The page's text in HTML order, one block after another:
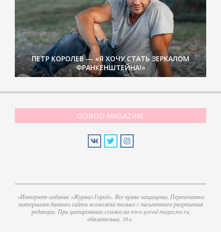
ПЕТР КОРОЛЕВ — «Я ХОЧУ СТАТЬ ЗЕРКАЛОМ
ФРАНКЕНШТЕЙНА!»
GOROD MAGAZINE
«Интернет-издание «Журнал Город». Все права защищены. Перепечатка
материалов данного сайта возможна только с письменного разрешения
редакции. При цитировании ссылка на www.gorod-magazine.ru
обязательна. 16+.